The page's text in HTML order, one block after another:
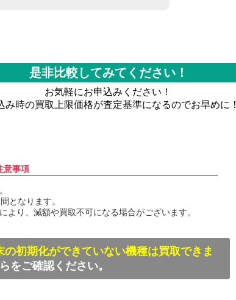
是非比較してみてください！
お気軽にお申込みください！
み時の買取上限価格が査定基準になるのでお早めに！
意事項
となります。
より、減額や買取不可になる場合がございます。
初期化ができていない機種は買取できま
をご確認ください。